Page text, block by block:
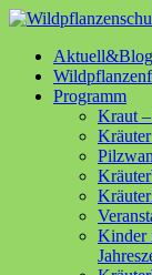
Aktuell&Blog
Programm
Kraut
Kinder